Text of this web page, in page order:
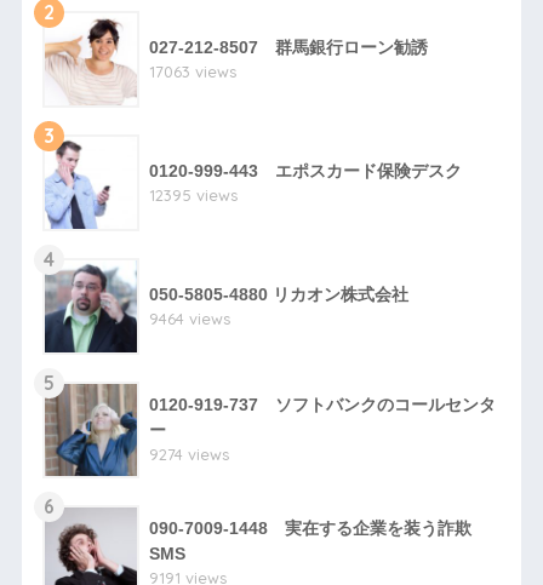
2
027-212-8507 群馬銀行ローン勧誘
17063 views
3
0120-999-443 エポスカード保険デスク
12395 views
4
050-5805-4880 リカオン株式会社
9464 views
5
0120-919-737 ソフトバンクのコールセンタ
ー
9274 views
6
090-7009-1448 実在する企業を装う詐欺
SMS
9191 views